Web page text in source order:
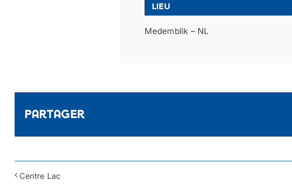
Lieu
Medemblik – NL
Partager
Centre Lac